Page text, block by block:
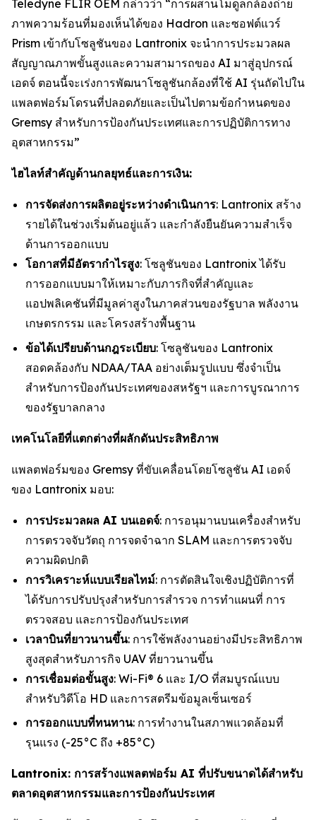
Teledyne FLIR OEM กล่าวว่า “การผสานโมดูลกล้องถ่าย
ภาพความร้อนที่มองเห็นได้ของ Hadron และซอฟต์แวร์
Prism เข้ากับโซลูชันของ Lantronix จะนำการประมวลผล
สัญญาณภาพขั้นสูงและความสามารถของ AI มาสู่อุปกรณ์
เอดจ์ ตอนนี้จะเร่งการพัฒนาโซลูชันกล้องที่ใช้ AI รุ่นถัดไปใน
แพลตฟอร์มโดรนที่ปลอดภัยและเป็นไปตามข้อกำหนดของ
Gremsy สำหรับการป้องกันประเทศและการปฏิบัติการทาง
อุตสาหกรรม”
ไฮไลท์สำคัญด้านกลยุทธ์และการเงิน:
การจัดส่งการผลิตอยู่ระหว่างดำเนินการ: Lantronix สร้าง
รายได้ในช่วงเริ่มต้นอยู่แล้ว และกำลังยืนยันความสำเร็จ
ด้านการออกแบบ
โอกาสที่มีอัตรากำไรสูง: โซลูชันของ Lantronix ได้รับ
การออกแบบมาให้เหมาะกับภารกิจที่สำคัญและ
แอปพลิเคชันที่มีมูลค่าสูงในภาคส่วนของรัฐบาล พลังงาน
เกษตรกรรม และโครงสร้างพื้นฐาน
ข้อได้เปรียบด้านกฎระเบียบ: โซลูชันของ Lantronix
สอดคล้องกับ NDAA/TAA อย่างเต็มรูปแบบ ซึ่งจำเป็น
สำหรับการป้องกันประเทศของสหรัฐฯ และการบูรณาการ
ของรัฐบาลกลาง
เทคโนโลยีที่แตกต่างที่ผลักดันประสิทธิภาพ
แพลตฟอร์มของ Gremsy ที่ขับเคลื่อนโดยโซลูชัน AI เอดจ์
ของ Lantronix มอบ:
การประมวลผล AI บนเอดจ์: การอนุมานบนเครื่องสำหรับ
การตรวจจับวัตถุ การจดจำฉาก SLAM และการตรวจจับ
ความผิดปกติ
การวิเคราะห์แบบเรียลไทม์: การตัดสินใจเชิงปฏิบัติการที่
ได้รับการปรับปรุงสำหรับการสำรวจ การทำแผนที่ การ
ตรวจสอบ และการป้องกันประเทศ
เวลาบินที่ยาวนานขึ้น: การใช้พลังงานอย่างมีประสิทธิภาพ
สูงสุดสำหรับภารกิจ UAV ที่ยาวนานขึ้น
การเชื่อมต่อขั้นสูง: Wi-Fi® 6 และ I/O ที่สมบูรณ์แบบ
สำหรับวิดีโอ HD และการสตรีมข้อมูลเซ็นเซอร์
การออกแบบที่ทนทาน: การทำงานในสภาพแวดล้อมที่
รุนแรง (-25°C ถึง +85°C)
Lantronix: การสร้างแพลตฟอร์ม AI ที่ปรับขนาดได้สำหรับ
ตลาดอุตสาหกรรมและการป้องกันประเทศ